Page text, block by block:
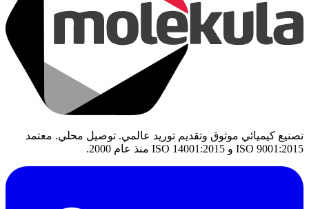
تصنيع كيميائي موثوق وتقديم توريد عالمي. توصيل محلي. معتمد
ISO 9001:2015 و ISO 14001:2015 منذ عام 2000.